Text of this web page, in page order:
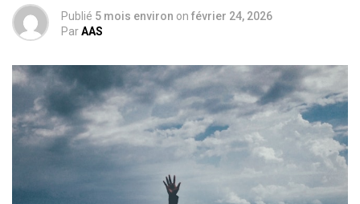
Publié 5 mois environ on février 24, 2026
ParAAS